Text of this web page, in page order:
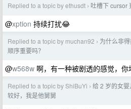
Replied to a topic by ethusdt › 吐槽下 cursor
@xption 持续打扰😂
Replied to a topic by muchan92 › 为什么非得
顺序重要吗？
@w568w 啊，有一种被剧透的感觉，你
Replied to a topic by ShiBuYi › 给 2 岁的女
较好，我是他舅舅